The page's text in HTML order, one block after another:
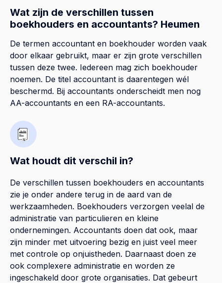
Wat zijn de verschillen tussen
boekhouders en accountants? Heumen
De termen accountant en boekhouder worden vaak
door elkaar gebruikt, maar er zijn grote verschillen
tussen deze twee. Iedereen mag zich boekhouder
noemen. De titel accountant is daarentegen wél
beschermd. Bij accountants onderscheidt men nog
AA-accountants en een RA-accountants.
Wat houdt dit verschil in?
De verschillen tussen boekhouders en accountants
zie je onder andere terug in de aard van de
werkzaamheden. Boekhouders verzorgen veelal de
administratie van particulieren en kleine
ondernemingen. Accountants doen dat ook, maar
zijn minder met uitvoering bezig en juist veel meer
met controle op onjuistheden. Daarnaast doen ze
ook complexere administratie en worden ze
ingeschakeld door grote organisaties. Dat gebeurt